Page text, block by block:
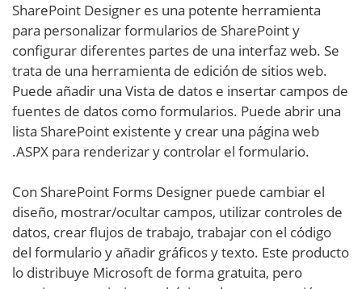
SharePoint Designer es una potente herramienta
para personalizar formularios de SharePoint y
configurar diferentes partes de una interfaz web. Se
trata de una herramienta de edición de sitios web.
Puede añadir una Vista de datos e insertar campos de
fuentes de datos como formularios. Puede abrir una
lista SharePoint existente y crear una página web
.ASPX para renderizar y controlar el formulario.
Con SharePoint Forms Designer puede cambiar el
diseño, mostrar/ocultar campos, utilizar controles de
datos, crear flujos de trabajo, trabajar con el código
del formulario y añadir gráficos y texto. Este producto
lo distribuye Microsoft de forma gratuita, pero